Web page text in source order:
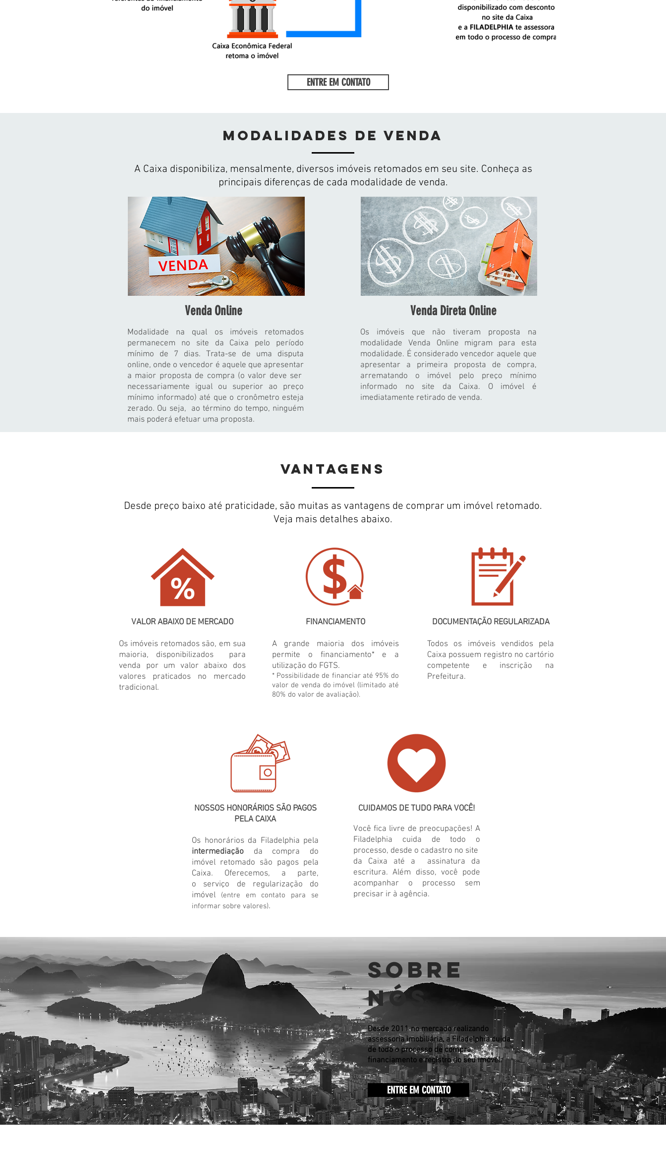
ENTRE EM CONTATO
Venda Direta Online
MODALIDADES DE VENDA
A Caixa disponibiliza, mensalmente, diversos imóveis retomados em seu site. Conheça as
principais diferenças de cada modalidade de venda.
Venda Online
Modalidade na qual os imóveis retomados
permanecem no site da Caixa pelo período
mínimo de 7 dias. Trata-se de uma disputa
online, onde o vencedor é aquele que apresentar
a maior proposta de compra (o valor deve ser
necessariamente igual ou superior ao preço
mínimo informado) até que o cronômetro esteja
zerado. Ou seja, ao término do tempo, ninguém
mais poderá efetuar uma proposta.
Os imóveis que não tiveram proposta na
modalidade Venda Online migram para esta
modalidade. É considerado vencedor aquele que
apresentar a primeira proposta de compra,
arrematando o imóvel pelo preço mínimo
informado no site da Caixa. O imóvel é
imediatamente retirado de venda.
VANTAGENS
Desde preço baixo até praticidade, são muitas as vantagens de comprar um imóvel retomado.
Veja mais detalhes abaixo.
VALOR ABAIXO DE MERCADO
Os imóveis retomados são, em sua
maioria, disponibilizados para
venda por um valor abaixo dos
valores praticados no mercado
tradicional.
FINANCIAMENTO
A grande maioria dos imóveis
permite o financiamento* e a
utilização do FGTS.
* Possibilidade de financiar até 95% do
valor de venda do imóvel (limitado até
80% do valor de avaliação).
DOCUMENTAÇÃO REGULARIZADA
Todos os imóveis vendidos pela
Caixa possuem registro no cartório
competente e inscrição na
Prefeitura.
NOSSOS HONORÁRIOS SÃO PAGOS
PELA CAIXA
Os honorários da Filadelphia pela
intermediação da compra do
imóvel retomado são pagos pela
Caixa. Oferecemos, a parte,
o serviço de regularização do
imóvel
(entre em contato para se
informar sobre valores).
CUIDAMOS DE TUDO PARA VOCÊ!
Você fica livre de preocupações! A
Filadelphia cuida de todo o
processo, desde o cadastro no site
da Caixa até a assinatura da
escritura. Além disso, você pode
acompanhar o processo sem
precisar ir à agência.
SOBRE
NÓS
Desde 2011 no mercado realizando
assessoria imobiliária, a Filadelphia cuida
de todo o processo de compra,
financiamento e registro do seu imóvel.
ENTRE EM CONTATO